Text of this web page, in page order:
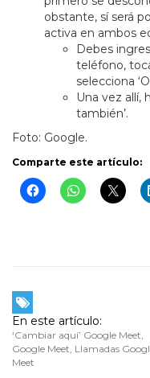
obstante, sí será
activa en ambos
Debes
teléfono,
selecciona
Una vez allí,
también’.
Foto: Google.
Comparte este artículo:
En este artículo:
‘Cambiar aquí’ Google Meet,
Google Meet, Llamadas
Meet